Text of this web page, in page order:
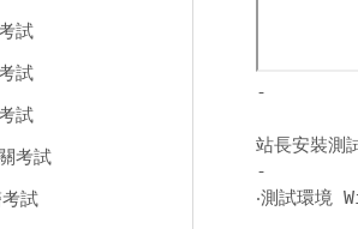
試
試
試
考試
試
-
站長安裝測
-
‧測試環境